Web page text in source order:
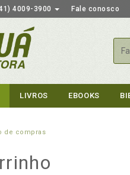
4009-3900 Fale conosco
LIVROS EBOOKS
de compras